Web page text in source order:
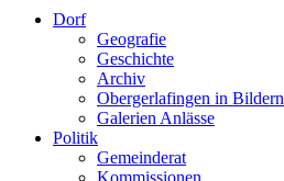
Dorf
Geografie
Geschichte
Archiv
Obergerlafingen in Bildern
Galerien Anlässe
Politik
Gemeinderat
Kommissionen